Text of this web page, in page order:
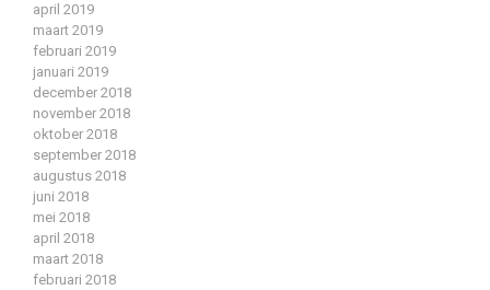
april 2019
maart 2019
februari 2019
januari 2019
december 2018
november 2018
oktober 2018
september 2018
augustus 2018
juni 2018
mei 2018
april 2018
maart 2018
februari 2018